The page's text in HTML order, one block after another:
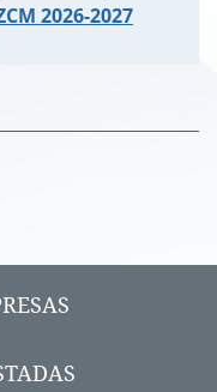
2026-2027